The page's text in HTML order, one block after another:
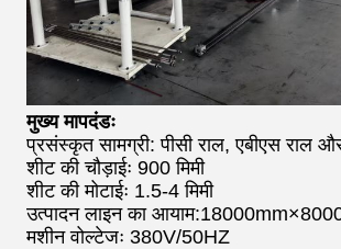
मुख्य मापदंडः
प्रसंस्कृत सामग्री: पीसी राल, एबीएस राल और
शीट की चौड़ाईः 900 मिमी
शीट की मोटाईः 1.5-4 मिमी
उत्पादन लाइन का
मशीन वोल्टेजः 380V/50HZ